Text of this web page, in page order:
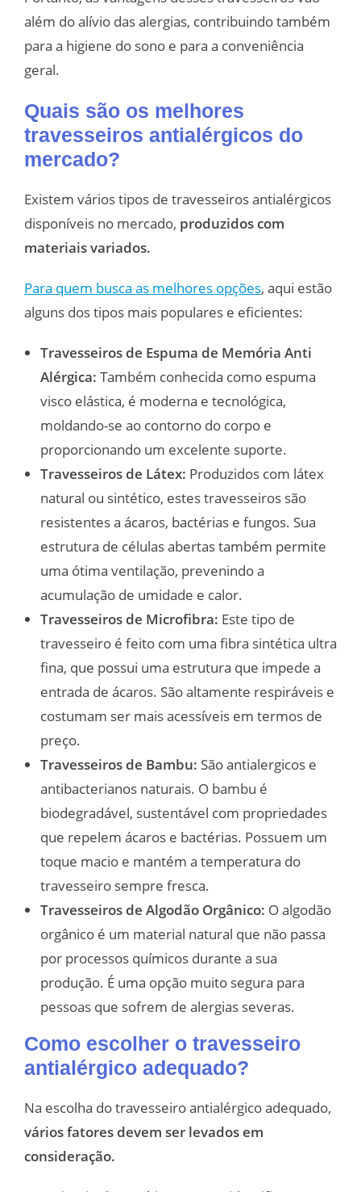
além do alívio das alergias, contribuindo também
para a higiene do sono e para a conveniência
geral.
Quais são os melhores
travesseiros antialérgicos do
mercado?
Existem vários tipos de travesseiros antialérgicos
disponíveis no mercado, produzidos com
materiais variados.
Para quem busca as melhores opções, aqui estão
alguns dos tipos mais populares e eficientes:
Travesseiros de Espuma de Memória Anti
Alérgica: Também conhecida como espuma
visco elástica, é moderna e tecnológica,
moldando-se ao contorno do corpo e
proporcionando um excelente suporte.
Travesseiros de Látex: Produzidos com látex
natural ou sintético, estes travesseiros são
resistentes a ácaros, bactérias e fungos. Sua
estrutura de células abertas também permite
uma ótima ventilação, prevenindo a
acumulação de umidade e calor.
Travesseiros de Microfibra: Este tipo de
travesseiro é feito com uma fibra sintética ultra
fina, que possui uma estrutura que impede a
entrada de ácaros. São altamente respiráveis e
costumam ser mais acessíveis em termos de
preço.
Travesseiros de Bambu: São antialergicos e
antibacterianos naturais. O bambu é
biodegradável, sustentável com propriedades
que repelem ácaros e bactérias. Possuem um
toque macio e mantém a temperatura do
travesseiro sempre fresca.
Travesseiros de Algodão Orgânico: O algodão
orgânico é um material natural que não passa
por processos químicos durante a sua
produção. É uma opção muito segura para
pessoas que sofrem de alergias severas.
Como escolher o travesseiro
antialérgico adequado?
Na escolha do travesseiro antialérgico adequado,
vários fatores devem ser levados em
consideração.